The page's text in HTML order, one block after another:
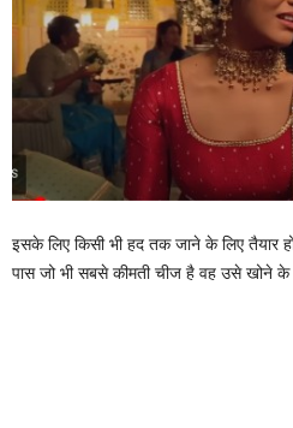
इसके लिए किसी भी हद तक जाने के लिए तैयार
पास जो भी सबसे कीमती चीज है वह उसे खोने के